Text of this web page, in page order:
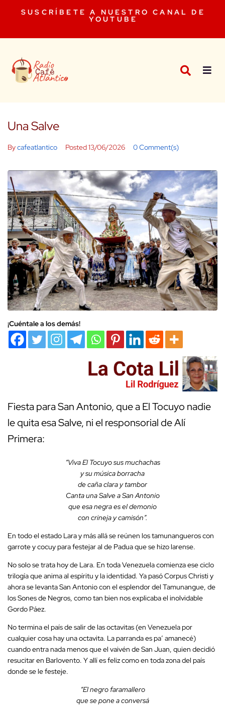
SUSCRÍBETE A NUESTRO CANAL DE
YOUTUBE
Una Salve
Bycafeatlantico Posted13/06/2026 0 Comment(s)
¡Cuéntale a los demás!
Fiesta para San Antonio, que a El Tocuyo nadie
le quita esa Salve, ni el responsorial de Alí
Primera:
“Viva El Tocuyo sus muchachas
y su música borracha
de caña clara y tambor
Canta una Salve a San Antonio
que esa negra es el demonio
con crineja y camisón”.
En todo el estado Lara y más allá se reúnen los tamunangueros con
garrote y cocuy para festejar al de Padua que se hizo larense.
No solo se trata hoy de Lara. En toda Venezuela comienza ese ciclo
trilogía que anima al espíritu y la identidad. Ya pasó Corpus Christi y
ahora se levanta San Antonio con el esplendor del Tamunangue, de
los Sones de Negros, como tan bien nos explicaba el inolvidable
Gordo Páez.
No termina el país de salir de las octavitas (en Venezuela por
cualquier cosa hay una octavita. La parranda es pa’ amanecé)
cuando entra nada menos que el vaivén de San Juan, quien decidió
resucitar en Barlovento. Y allí es feliz como en toda zona del país
donde se le festeje.
“El negro faramallero
que se pone a conversá